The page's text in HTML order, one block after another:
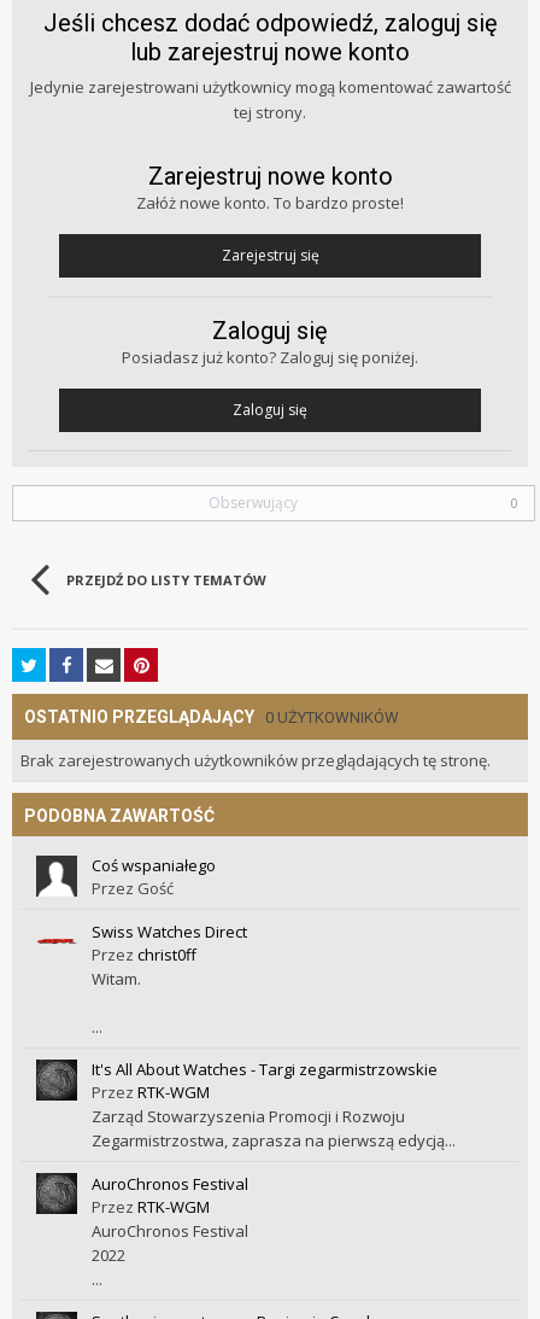
Jeśli chcesz dodać odpowiedź, zaloguj się
lub zarejestruj nowe konto
Jedynie zarejestrowani użytkownicy mogą komentować zawartość
tej strony.
Zarejestruj nowe konto
Załóż nowe konto. To bardzo proste!
Zarejestruj się
Zaloguj się
Posiadasz już konto? Zaloguj się poniżej.
Zaloguj się
Obserwujący 0
PRZEJDŹ DO LISTY TEMATÓW
OSTATNIO PRZEGLĄDAJĄCY 0 UŻYTKOWNIKÓW
Brak zarejestrowanych użytkowników przeglądających tę stronę.
PODOBNA ZAWARTOŚĆ
Coś wspaniałego
Przez Gość
Swiss Watches Direct
Przez christ0ff
Witam.
...
It's All About Watches - Targi zegarmistrzowskie
Przez RTK-WGM
Zarząd Stowarzyszenia Promocji i Rozwoju
Zegarmistrzostwa, zaprasza na pierwszą edycją...
AuroChronos Festival
Przez RTK-WGM
AuroChronos Festival
2022
...